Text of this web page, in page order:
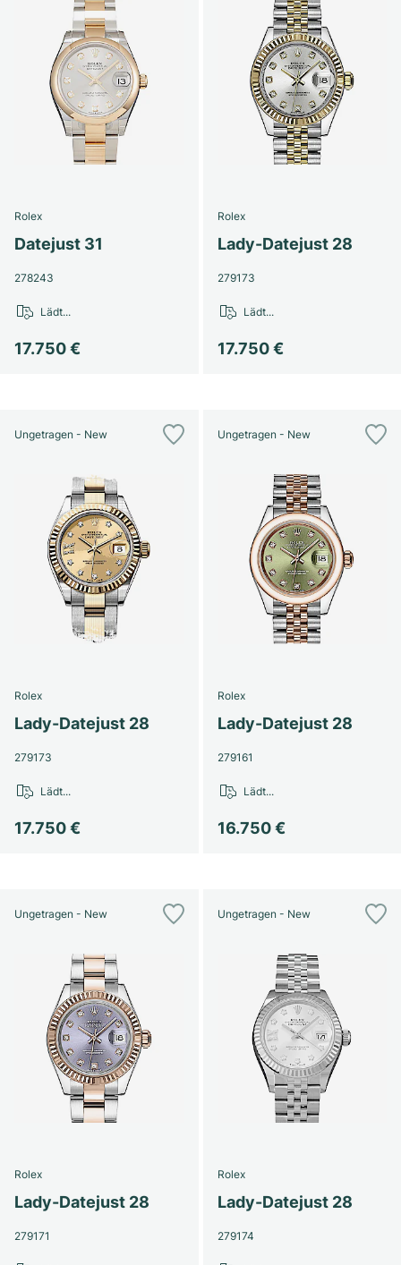
Rolex
Datejust 31
278243
17.750 €
Lädt...
Rolex
Lady-Datejust 28
279173
17.750 €
Lädt...
Ungetragen - New
Rolex
Lady-Datejust 28
279173
17.750 €
Lädt...
Ungetragen - New
Rolex
Lady-Datejust 28
279161
16.750 €
Lädt...
Ungetragen - New
Rolex
Lady-Datejust 28
279171
Ungetragen - New
Rolex
Lady-Datejust 28
279174